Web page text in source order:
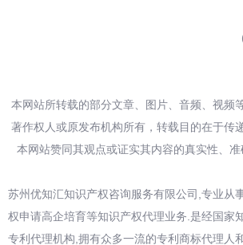
本网站所转载的部分文章、图片、音频、视频
著作权人或原发布机构所有，转载目的在于传
本网站赞同其观点或证实其内容的真实性、准
苏州优知汇知识产权咨询服务有限公司,专业从
权申请高企培育等知识产权代理业务.是经国家
专利代理机构,拥有众多一流的专利商标代理人